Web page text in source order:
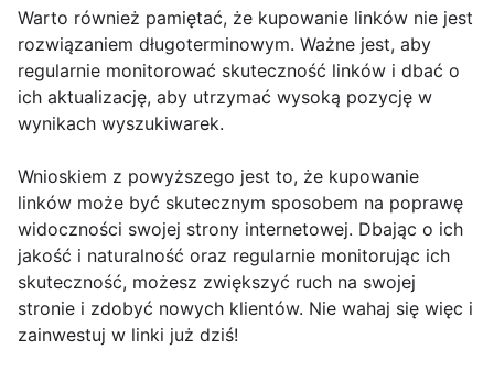
Warto również pamiętać, że kupowanie linków nie jest
rozwiązaniem długoterminowym. Ważne jest, aby
regularnie monitorować skuteczność linków i dbać o
ich aktualizację, aby utrzymać wysoką pozycję w
wynikach wyszukiwarek.
Wnioskiem z powyższego jest to, że kupowanie
linków może być skutecznym sposobem na poprawę
widoczności swojej strony internetowej. Dbając o ich
jakość i naturalność oraz regularnie monitorując ich
skuteczność, możesz zwiększyć ruch na swojej
stronie i zdobyć nowych klientów. Nie wahaj się więc i
zainwestuj w linki już dziś!